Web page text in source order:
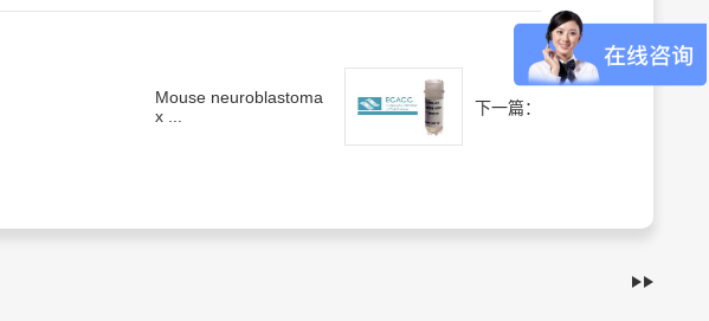
Mouse neuroblastoma
x ...
下一篇：